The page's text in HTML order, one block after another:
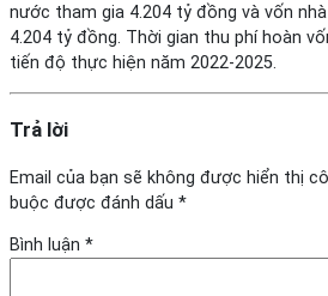
nước tham gia 4.204 tỷ đồng và vốn
4.204 tỷ đồng. Thời gian thu phí hoàn
tiến độ thực hiện năm 2022-2025.
Trả lời
Email của bạn sẽ không được hiển thị
buộc được đánh dấu *
Bình luận *